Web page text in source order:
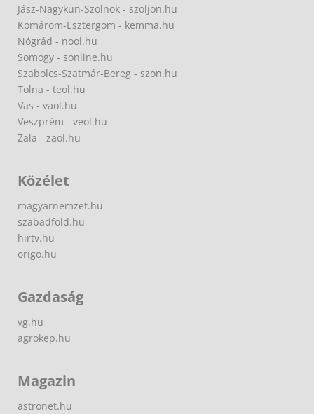
Jász-Nagykun-Szolnok - szoljon.hu
Komárom-Esztergom - kemma.hu
Nógrád - nool.hu
Somogy - sonline.hu
Szabolcs-Szatmár-Bereg - szon.hu
Tolna - teol.hu
Vas - vaol.hu
Veszprém - veol.hu
Zala - zaol.hu
Közélet
magyarnemzet.hu
szabadfold.hu
hirtv.hu
origo.hu
Gazdaság
vg.hu
agrokep.hu
Magazin
astronet.hu